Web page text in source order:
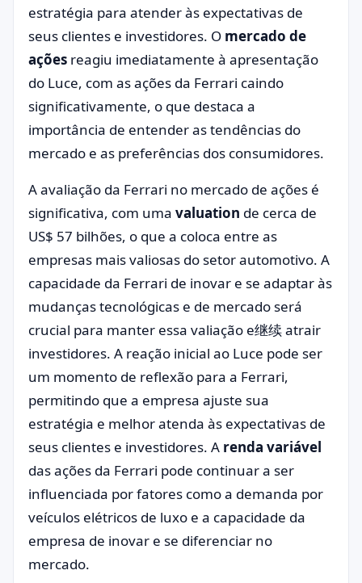
estratégia para atender às expectativas de
seus clientes e investidores. O mercado de
ações reagiu imediatamente à apresentação
do Luce, com as ações da Ferrari caindo
significativamente, o que destaca a
importância de entender as tendências do
mercado e as preferências dos consumidores.
A avaliação da Ferrari no mercado de ações é
significativa, com uma valuation de cerca de
US$ 57 bilhões, o que a coloca entre as
empresas mais valiosas do setor automotivo. A
capacidade da Ferrari de inovar e se adaptar às
mudanças tecnológicas e de mercado será
crucial para manter essa valiação e继续 atrair
investidores. A reação inicial ao Luce pode ser
um momento de reflexão para a Ferrari,
permitindo que a empresa ajuste sua
estratégia e melhor atenda às expectativas de
seus clientes e investidores. A renda variável
das ações da Ferrari pode continuar a ser
influenciada por fatores como a demanda por
veículos elétricos de luxo e a capacidade da
empresa de inovar e se diferenciar no
mercado.